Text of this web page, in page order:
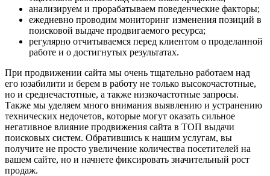
анализируем и прорабатываем поведенческие факторы;
ежедневно проводим мониторинг изменения позиций в
поисковой выдаче продвигаемого ресурса;
регулярно отчитываемся перед клиентом о проделанной
работе и о достигнутых результатах.
При продвижении сайта мы очень тщательно работаем над
его юзабилити и берем в работу не только высокочастотные,
но и среднечастотные, а также низкочастотные запросы.
Также мы уделяем много внимания выявлению и устранению
технических недочетов, которые могут оказать сильное
негативное влияние продвижения сайта в ТОП выдачи
поисковых систем. Обратившись к нашим услугам, вы
получите не просто увеличение количества посетителей на
вашем сайте, но и начнете фиксировать значительный рост
продаж.